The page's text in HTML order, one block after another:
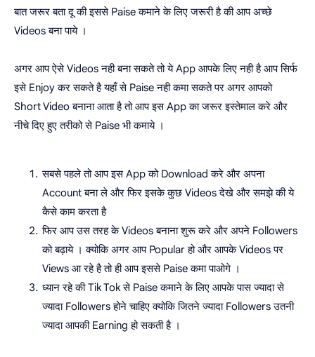
बात जरूर बता दू की इससे Paise कमाने के लिए जरूरी है की आप अच्छे
Videos बना पाये ।
अगर आप ऐसे Videos नही बना सकते तो ये App आपके लिए नही है आप सिर्फ
इसे Enjoy कर सकते है यहाँ से Paise नही कमा सकते पर अगर आपको
Short Video बनाना आता है तो आप इस App का जरूर इस्तेमाल करे और
नीचे दिए हुए तरीको से Paise भी कमाये ।
सबसे पहले तो आप इस App को Download करे और अपना
Account बना ले और फिर इसके कुछ Videos देखे और समझे की ये
कैसे काम करता है
फिर आप उस तरह के Videos बनाना शुरू करे और अपने Followers
को बढ़ाये । क्योकि अगर आप Popular हो और आपके Videos पर
Views आ रहे है तो ही आप इससे Paise कमा पाओगे ।
ध्यान रहे की Tik Tok से Paise कमाने के लिए आपके पास ज्यादा से
ज्यादा Followers होने चाहिए क्योकि जितने ज्यादा Followers उतनी
ज्यादा आपकी Earning हो सकती है ।